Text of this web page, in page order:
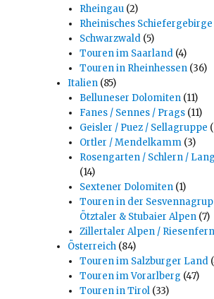
Rheingau(2)
Rheinisches Schiefergebirge
Schwarzwald(5)
Touren im Saarland(4)
Touren in Rheinhessen(36)
Italien (85)
Belluneser Dolomiten(11)
Fanes / Sennes / Prags(11)
Geisler / Puez / Sellagruppe
Ortler / Mendelkamm(3)
Rosengarten / Schlern /
(14)
Sextener Dolomiten(1)
Touren in der
Ötztaler & Stubaier Alpen(7)
Zillertaler Alpen /
Österreich (84)
Touren im Salzburger Land
Touren im Vorarlberg (47)
Touren in Tirol(33)